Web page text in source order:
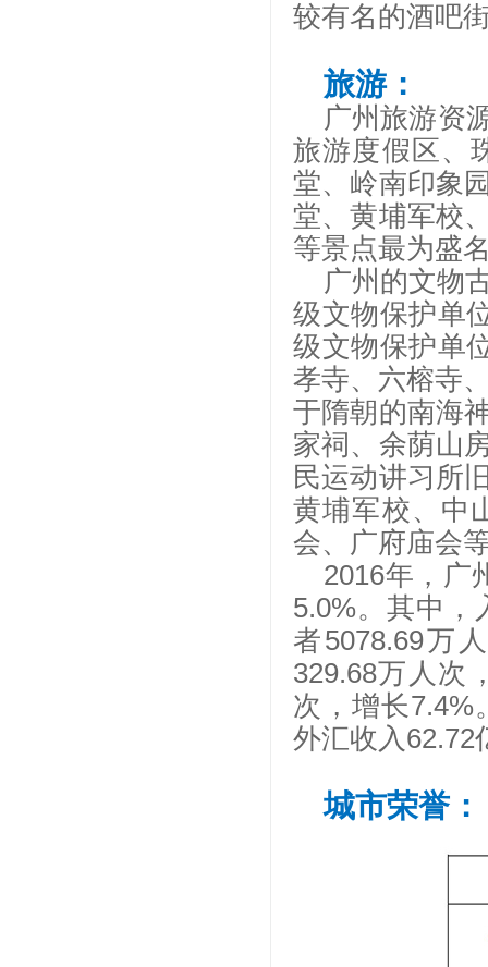
较有名的酒吧
旅游：
广州旅游资
旅游度假区、
堂、岭南印象
堂、黄埔军校
等景点最为盛
广州的文物
级文物保护单
级文物保护单
孝寺、六榕寺
于隋朝的南海
家祠、余荫山
民运动讲习所
黄埔军校、中
会、广府庙会
2016年，广
5.0%。其中，
者5078.69万
329.68万人次
次，增长7.4%
外汇收入62.72
城市荣誉：